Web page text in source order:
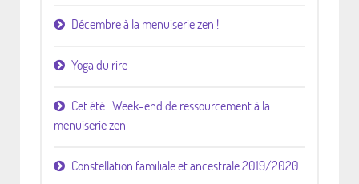
Décembre à la menuiserie zen !
Yoga du rire
Cet été : Week-end de ressourcement à la
menuiserie zen
Constellation familiale et ancestrale 2019/2020